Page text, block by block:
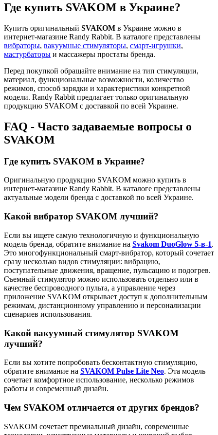
Где купить SVAKOM в Украине?
Купить оригинальный SVAKOM в Украине можно в
интернет-магазине Randy Rabbit. В каталоге представлены
вибраторы, вакуумные стимуляторы, смарт-игрушки,
мастурбаторы и массажеры простаты бренда.
Перед покупкой обращайте внимание на тип стимуляции,
материал, функциональные возможности, количество
режимов, способ зарядки и характеристики конкретной
модели. Randy Rabbit предлагает только оригинальную
продукцию SVAKOM с доставкой по всей Украине.
FAQ - Часто задаваемые вопросы о
SVAKOM
Где купить SVAKOM в Украине?
Оригинальную продукцию SVAKOM можно купить в
интернет-магазине Randy Rabbit. В каталоге представлены
актуальные модели бренда с доставкой по всей Украине.
Какой вибратор SVAKOM лучший?
Если вы ищете самую технологичную и функциональную
модель бренда, обратите внимание на Svakom DuoGlow 5-в-1.
Это многофункциональный смарт-вибратор, который сочетает
сразу несколько видов стимуляции: вибрацию,
поступательные движения, вращение, пульсацию и подогрев.
Съемный стимулятор можно использовать отдельно или в
качестве беспроводного пульта, а управление через
приложение SVAKOM открывает доступ к дополнительным
режимам, дистанционному управлению и персонализации
сценариев использования.
Какой вакуумный стимулятор SVAKOM
лучший?
Если вы хотите попробовать бесконтактную стимуляцию,
обратите внимание на SVAKOM Pulse Lite Neo. Эта модель
сочетает комфортное использование, несколько режимов
работы и современный дизайн.
Чем SVAKOM отличается от других брендов?
SVAKOM сочетает премиальный дизайн, современные